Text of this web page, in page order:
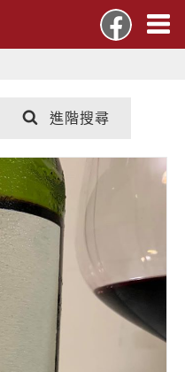
進階搜尋